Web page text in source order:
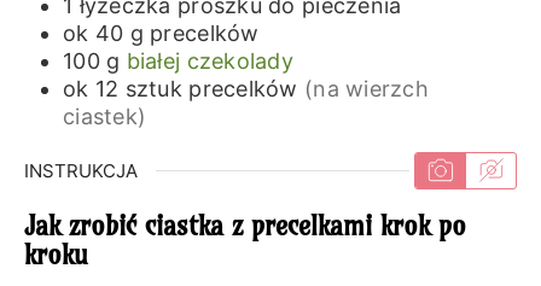
1 łyżeczka proszku do pieczenia
ok 40 g precelków
100 g białej czekolady
ok 12 sztuk precelków (na wierzch
ciastek)
INSTRUKCJA
Jak zrobić ciastka z precelkami krok po
kroku